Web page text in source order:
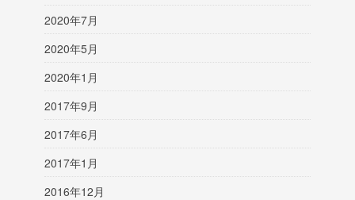
2020年7月
2020年5月
2020年1月
2017年9月
2017年6月
2017年1月
2016年12月